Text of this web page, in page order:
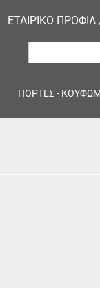
ΕΤΑΙΡΙΚΟ ΠΡΟΦΙΛ
ΠΟΡΤΕΣ -